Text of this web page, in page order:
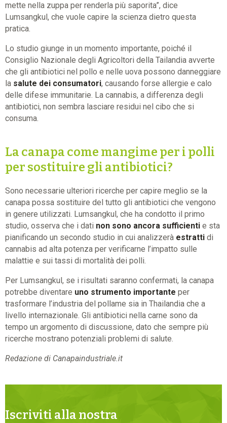
mette nella zuppa per renderla più saporita”, dice
Lumsangkul, che vuole capire la scienza dietro questa
pratica.
Lo studio giunge in un momento importante, poiché il
Consiglio Nazionale degli Agricoltori della Tailandia avverte
che gli antibiotici nel pollo e nelle uova possono danneggiare
la salute dei consumatori, causando forse allergie e calo
delle difese immunitarie. La cannabis, a differenza degli
antibiotici, non sembra lasciare residui nel cibo che si
consuma.
La canapa come mangime per i polli
per sostituire gli antibiotici?
Sono necessarie ulteriori ricerche per capire meglio se la
canapa possa sostituire del tutto gli antibiotici che vengono
in genere utilizzati. Lumsangkul, che ha condotto il primo
studio, osserva che i dati non sono ancora sufficienti e sta
pianificando un secondo studio in cui analizzerà estratti di
cannabis ad alta potenza per verificarne l’impatto sulle
malattie e sui tassi di mortalità dei polli.
Per Lumsangkul, se i risultati saranno confermati, la canapa
potrebbe diventare uno strumento importante per
trasformare l’industria del pollame sia in Thailandia che a
livello internazionale. Gli antibiotici nella carne sono da
tempo un argomento di discussione, dato che sempre più
ricerche mostrano potenziali problemi di salute.
Redazione di Canapaindustriale.it
Iscriviti alla nostra